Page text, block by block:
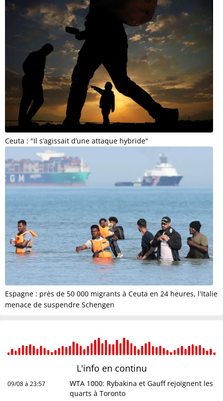
Ceuta : "Il s’agissait d’une attaque hybride"
Espagne : près de 50 000 migrants à Ceuta en 24 heures, l'Italie
menace de suspendre Schengen
L'info en continu
09/08 à 23:57
WTA 1000: Rybakina et Gauff rejoignent les
quarts à Toronto